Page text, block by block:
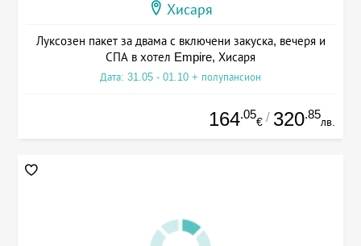
Хисаря
Луксозен пакет за двама с включени закуска, вечеря и
СПА в хотел Empire, Хисаря
Дата: 31.05 - 01.10 + полупансион
164.05
€ / 320.85
лв.